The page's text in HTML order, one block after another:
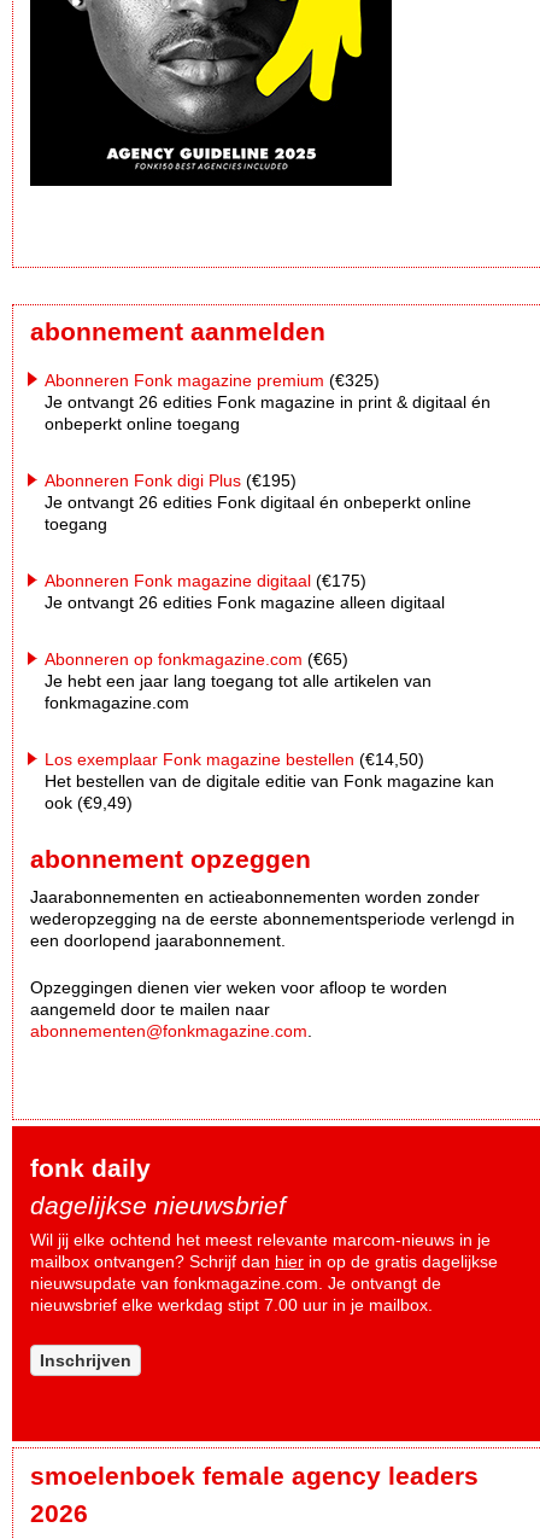
abonnement aanmelden
Abonneren Fonk magazine premium (€325)
Je ontvangt 26 edities Fonk magazine in print & digitaal én
onbeperkt online toegang
Abonneren Fonk digi Plus (€195)
Je ontvangt 26 edities Fonk digitaal én onbeperkt online
toegang
Abonneren Fonk magazine digitaal (€175)
Je ontvangt 26 edities Fonk magazine alleen digitaal
Abonneren op fonkmagazine.com (€65)
Je hebt een jaar lang toegang tot alle artikelen van
fonkmagazine.com
Los exemplaar Fonk magazine bestellen (€14,50)
Het bestellen van de digitale editie van Fonk magazine kan
ook (€9,49)
abonnement opzeggen
Jaarabonnementen en actieabonnementen worden zonder
wederopzegging na de eerste abonnementsperiode verlengd in
een doorlopend jaarabonnement.
Opzeggingen dienen vier weken voor afloop te worden
aangemeld door te mailen naar
abonnementen@fonkmagazine.com.
fonk daily
dagelijkse nieuwsbrief
Wil jij elke ochtend het meest relevante marcom-nieuws in je
mailbox ontvangen? Schrijf dan hier in op de gratis dagelijkse
nieuwsupdate van fonkmagazine.com. Je ontvangt de
nieuwsbrief elke werkdag stipt 7.00 uur in je mailbox.
Inschrijven
smoelenboek female agency leaders
2026